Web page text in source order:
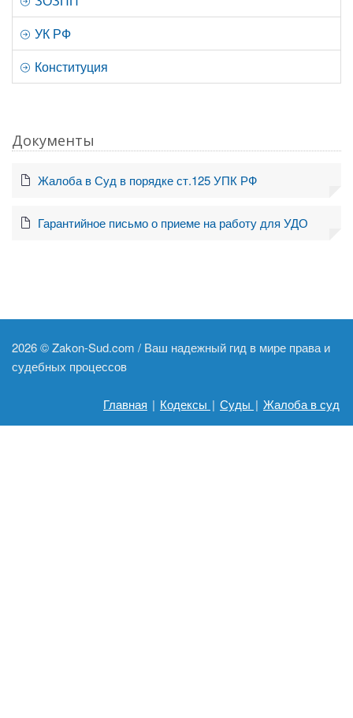
УК РФ
Конституция
Документы
Жалоба в Суд в порядке ст.125 УПК РФ
Гарантийное письмо о приеме на работу для УДО
2026 ©Zakon-Sud.com / Ваш надежный гид в мире права и
судебных процессов
Главная | Кодексы | Суды | Жалоба в суд